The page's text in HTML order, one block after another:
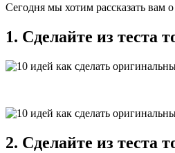
Сегодня мы хотим рассказать вам
1. Сделайте из теста
2. Сделайте из теста